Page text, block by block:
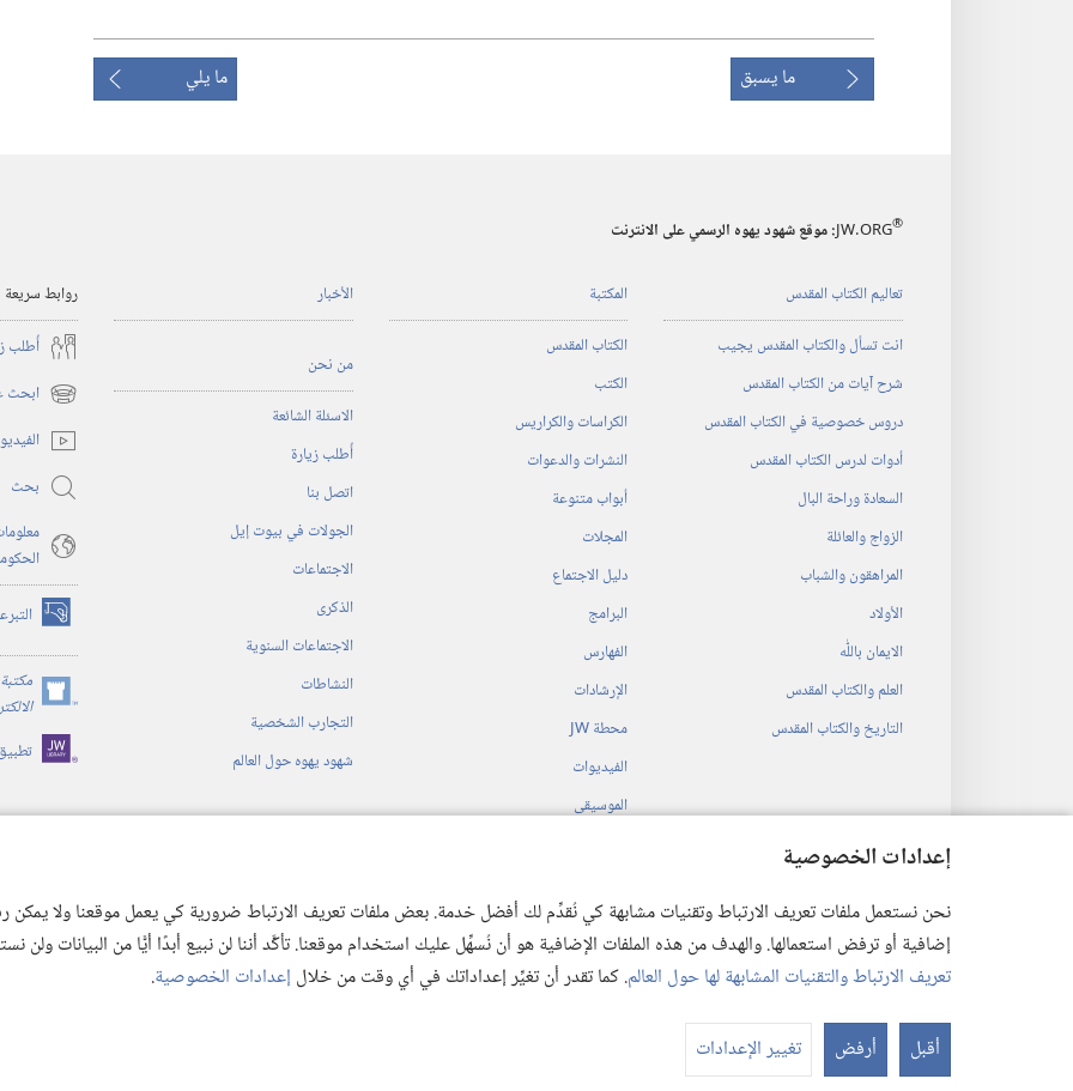
إعدادات الخصوصية
نحن نستعمل ملفات تعريف الارتباط وتقنيات مشابهة كي نُقدِّم لك أفضل خدمة. بعض ملفات تعريف الارتباط ضرورية كي يعمل موقعنا ولا يمكن
إضافية أو ترفض استعمالها. والهدف من هذه الملفات الإضافية هو أن نُسهِّل عليك استخدام موقعنا. تأكَّد أننا لن نبيع أبدًا أيًّا من البيانات ولن
تعريف الارتباط والتقنيات المشابهة لها حول العالم. كما تقدر أن تغيِّر إعداداتك في أي وقت من خلال إعدادات الخصوصية.
أقبل أرفض تغيير الإعدادات
ما يسبق ما يلي
JW.ORG® :‏ موقع شهود يهوه الرسمي على الانترنت
تعاليم الكتاب المقدس
انت تسأل والكتاب المقدس يجيب
شرح آيات من الكتاب المقدس
دروس خصوصية في الكتاب المقدس
أدوات لدرس الكتاب المقدس
السعادة وراحة البال
الزواج والعائلة
المراهقون والشباب
الأولاد
الايمان باللّٰه
العلم والكتاب المقدس
التاريخ والكتاب المقدس
المكتبة
الكتاب المقدس
الكتب
الكراسات والكراريس
النشرات والدعوات
أبواب متنوعة
المجلات
دليل الاجتماع
البرامج
الفهارس
الإرشادات
محطة‏ ‏JW
الفيديوات
الموسيقى
الأخبار
من نحن
الاسئلة الشائعة
أُطلب زيارة
اتصل بنا
الجولات في بيوت إيل
الاجتماعات
الذكرى
الاجتماعات السنوية
النشاطات
التجارب الشخصية
شهود يهوه حول العالم
روابط سريعة
أُطلب
ابحث (يفتح
نافذة
جديدة)
بحث
(يفتح
نافذة
جديدة)
(يفتح
نافذة
جديدة)
© 2026 .Watch Tower Bible and Tract Society of Pennsylvania